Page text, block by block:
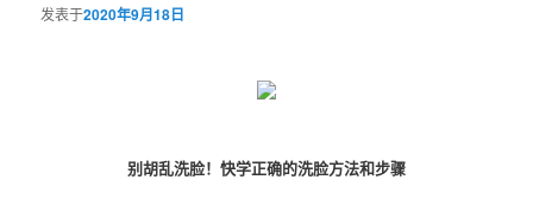
发表于2020年9月18日
别胡乱洗脸！快学正确的洗脸方法和步骤